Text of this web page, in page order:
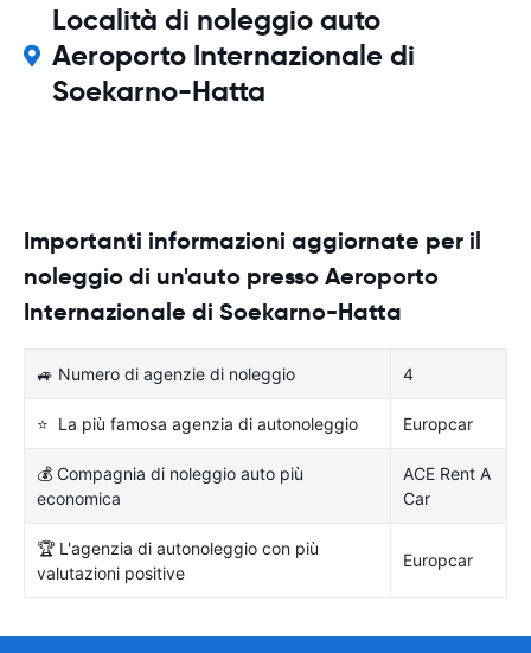
Località di noleggio auto
Aeroporto Internazionale di
Soekarno-Hatta
Importanti informazioni aggiornate per il
noleggio di un'auto presso Aeroporto
Internazionale di Soekarno-Hatta
🚙 Numero di agenzie di noleggio 4
⭐ La più famosa agenzia di autonoleggio Europcar
💰 Compagnia di noleggio auto più
economica
ACE Rent A
Car
🏆 L'agenzia di autonoleggio con più
valutazioni positive
Europcar